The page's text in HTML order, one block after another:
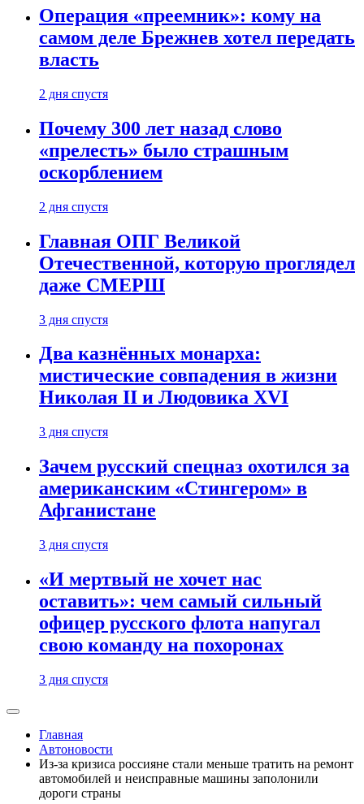
Операция «преемник»: кому на
самом деле Брежнев хотел передать
власть
2 дня спустя
Почему 300 лет назад слово
«прелесть» было страшным
оскорблением
2 дня спустя
Главная ОПГ Великой
Отечественной, которую проглядел
даже СМЕРШ
3 дня спустя
Два казнённых монарха:
мистические совпадения в жизни
Николая II и Людовика XVI
3 дня спустя
Зачем русский спецназ охотился за
американским «Стингером» в
Афганистане
3 дня спустя
«И мертвый не хочет нас
оставить»: чем самый сильный
офицер русского флота напугал
свою команду на похоронах
3 дня спустя
Главная
Автоновости
Из-за кризиса россияне стали меньше тратить на ремонт
автомобилей и неисправные машины заполонили
дороги страны